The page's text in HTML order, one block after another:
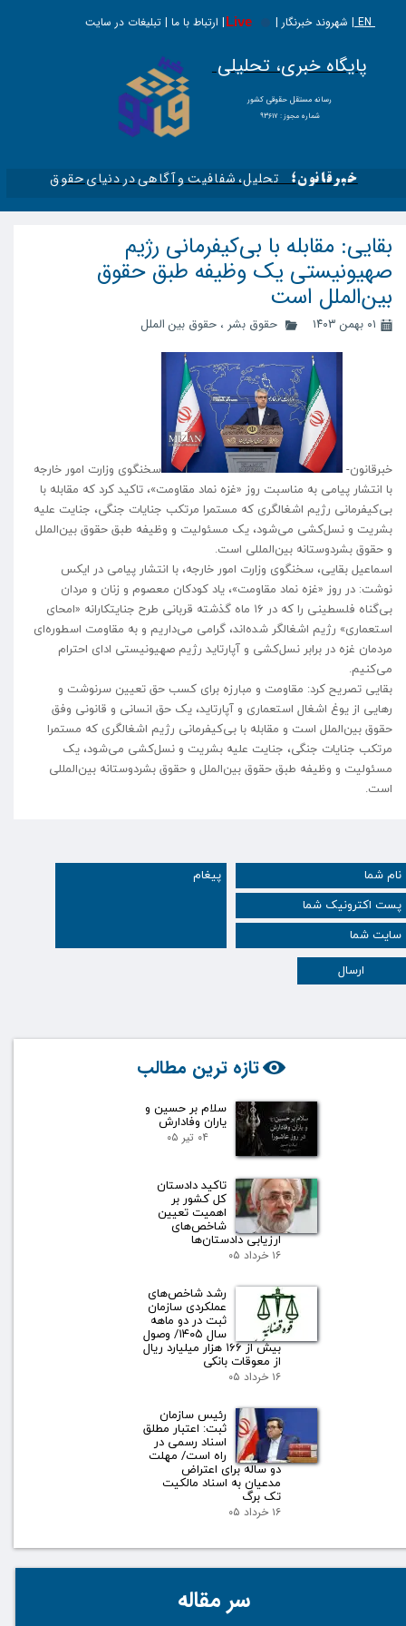
EN | شهروند خبرنگار | | ارتباط با ما | تبلیغات در سایت
Live
پایگاه خبری، تحلیلی
​​​​رسانه مستقل حقوقی کشور
شماره مجوز : ۹۳۶۱۷
خبرقانون؛ تحلیل، شفافیت و آگاهی در دنیای حقوق​​​​​​​
بقایی: مقابله با بی‌کیفرمانی رژیم
صهیونیستی یک وظیفه طبق حقوق
بین‌الملل است
۰۱ بهمن ۱۴۰۳ حقوق بشر ، حقوق بین الملل
خبرقانون-
سخنگوی وزارت امور خارجه
با انتشار پیامی به مناسبت روز «غزه نماد مقاومت»، تاکید کرد که مقابله با
بی‌کیفرمانی رژیم اشغالگری که مستمرا مرتکب جنایات جنگی، جنایت علیه
بشریت و نسل‌کشی می‌شود، یک مسئولیت و وظیفه طبق حقوق بین‌الملل
و حقوق بشردوستانه بین‌المللی است.
اسماعیل بقایی، سخنگوی وزارت امور خارجه، با انتشار پیامی در ایکس
نوشت: در روز «غزه نماد مقاومت»، یاد کودکان معصوم و زنان و مردان
بی‌گناه فلسطینی را که در ۱۶ ماه گذشته قربانی طرح جنایتکارانه «امحای
استعماری» رژیم اشغالگر شده‌اند، گرامی می‌داریم و به مقاومت اسطوره‌ای
مردمان غزه در برابر نسل‌کشی و آپارتاید رژیم صهیونیستی ادای احترام
می‌کنیم.
بقایی تصریح کرد: مقاومت و مبارزه برای کسب حق تعیین سرنوشت و
رهایی از یوغ اشغال استعماری و آپارتاید، یک حق انسانی و قانونی وفق
حقوق بین‌الملل است و مقابله با بی‌کیفرمانی رژیم اشغالگری که مستمرا
مرتکب جنایات جنگی، جنایت علیه بشریت و نسل‌کشی می‌شود، یک
مسئولیت و وظیفه طبق حقوق بین‌الملل و حقوق بشردوستانه بین‌المللی
است.
ارسال
تازه ترین مطالب
سلام بر حسین و
یاران وفادارش
۰۴ تیر ۰۵
تاکید دادستان
کل کشور بر
اهمیت تعیین
شاخص‌های
ارزیابی دادستان‌ها
۱۶ خرداد ۰۵
رشد شاخص‌های
عملکردی سازمان
ثبت در دو ماهه
سال ۱۴۰۵/ وصول
بیش از ۱۶۶ هزار میلیارد ریال
از معوقات بانکی
۱۶ خرداد ۰۵
رئیس سازمان
ثبت: اعتبار مطلق
اسناد رسمی در
راه است/ مهلت
دو ساله برای اعتراض
مدعیان به اسناد مالکیت
تک برگ
۱۶ خرداد ۰۵
سر مقاله